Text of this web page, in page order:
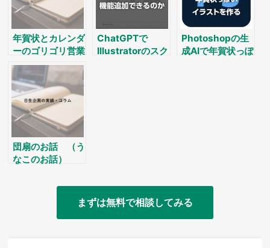
年賀状とカレンダ
ーのゴリゴリ営業
記事
ChatGPTで
Illustratorのスク
Photoshopの生
成AIで年賀状っぽ
団扇のお話 （う
なこのお話）
まずは無料で相談してみる